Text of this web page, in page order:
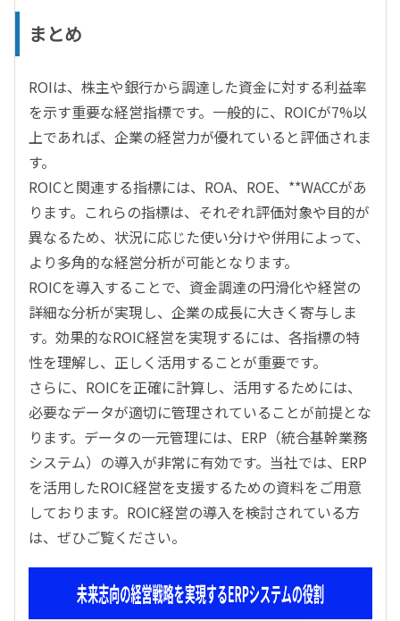
まとめ
ROIは、株主や銀行から調達した資金に対する利益率
を示す重要な経営指標です。一般的に、ROICが7%以
上であれば、企業の経営力が優れていると評価されま
す。
ROICと関連する指標には、ROA、ROE、**WACCがあ
ります。これらの指標は、それぞれ評価対象や目的が
異なるため、状況に応じた使い分けや併用によって、
より多角的な経営分析が可能となります。
ROICを導入することで、資金調達の円滑化や経営の
詳細な分析が実現し、企業の成長に大きく寄与しま
す。効果的なROIC経営を実現するには、各指標の特
性を理解し、正しく活用することが重要です。
さらに、ROICを正確に計算し、活用するためには、
必要なデータが適切に管理されていることが前提とな
ります。データの一元管理には、ERP（統合基幹業務
システム）の導入が非常に有効です。当社では、ERP
を活用したROIC経営を支援するための資料をご用意
しております。ROIC経営の導入を検討されている方
は、ぜひご覧ください。